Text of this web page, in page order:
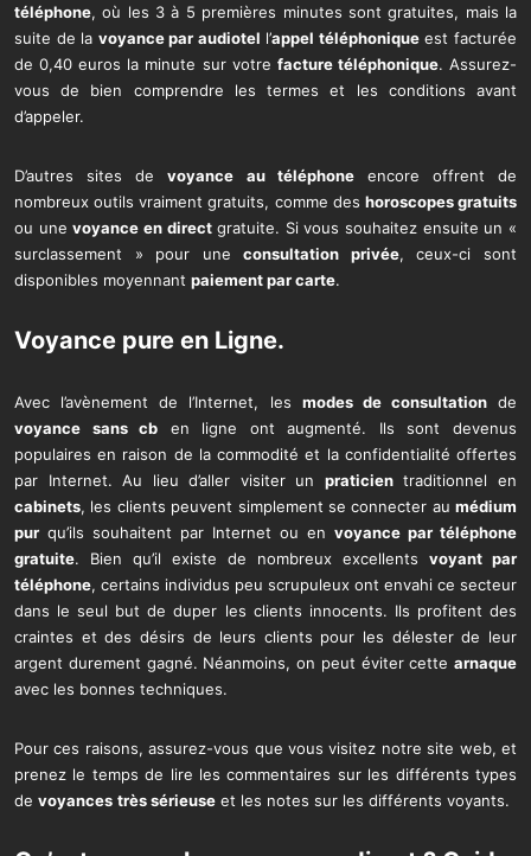
téléphone, où les 3 à 5 premières minutes sont gratuites, mais la
suite de la voyance par audiotel l’appel téléphoniqueest facturée
de 0,40 euros la minute sur votre facture téléphonique. Assurez-
vous de bien comprendre les termes et les conditions avant
d’appeler.
D’autres sites devoyance au téléphoneencore offrent de
nombreux outils vraiment gratuits, comme des horoscopes gratuits
ou unevoyance en directgratuite. Si vous souhaitez ensuite un «
surclassement » pour uneconsultation privée, ceux-ci sont
disponibles moyennant paiement par carte.
Voyance pure en Ligne.
Avec l’avènement de l’Internet, les modes de consultationde
voyance sans cb en ligne ont augmenté. Ils sont devenus
populaires en raison de la commodité et la confidentialité offertes
par Internet. Au lieu d’aller visiter un praticientraditionnel en
cabinets, les clients peuvent simplement se connecter au médium
pur qu’ils souhaitent par Internet ou en voyance par téléphone
gratuite. Bien qu’il existe de nombreux excellents voyant par
téléphone, certains individus peu scrupuleux ont envahi ce secteur
dans le seul but de duper les clients innocents. Ils profitent des
craintes et des désirs de leurs clients pour les délester de leur
argent durement gagné. Néanmoins, on peut éviter cette arnaque
avec les bonnes techniques.
Pour ces raisons, assurez-vous que vous visitez notre site web, et
prenez le temps de lire les commentaires sur les différents types
de voyances très sérieuse et les notes sur les différents voyants.